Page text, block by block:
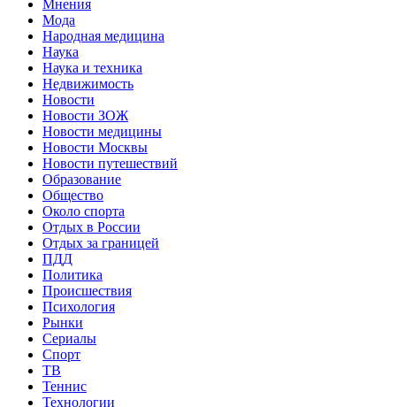
Мнения
Мода
Народная медицина
Наука
Наука и техника
Недвижимость
Новости
Новости ЗОЖ
Новости медицины
Новости Москвы
Новости путешествий
Образование
Общество
Около спорта
Отдых в России
Отдых за границей
ПДД
Политика
Происшествия
Психология
Рынки
Сериалы
Спорт
ТВ
Теннис
Технологии